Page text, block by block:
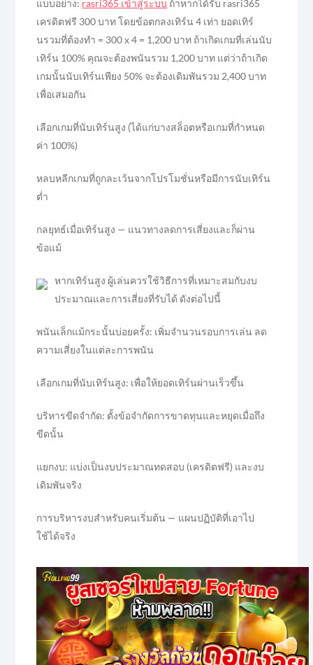
แบบอย่าง: rasri365 เข้าสู่ระบบ ถ้าหากได้รับ rasri365
เครดิตฟรี 300 บาท โดยข้อตกลงเทิร์น 4 เท่า ยอดเทิร์
นรวมที่ต้องทำ = 300 x 4 = 1,200 บาท ถ้าเกิดเกมที่เล่นนับ
เทิร์น 100% คุณจะต้องพนันรวม 1,200 บาท แต่ว่าถ้าเกิด
เกมนั้นนับเทิร์นเพียง 50% จะต้องเดิมพันรวม 2,400 บาท
เพื่อเสมอกัน
เลือกเกมที่นับเทิร์นสูง (ได้แก่บางสล็อตหรือเกมที่กำหนด
ค่า 100%)
หลบหลีกเกมที่ถูกละเว้นจากโปรโมชั่นหรือมีการนับเทิร์น
ต่ำ
กลยุทธ์เมื่อเทิร์นสูง — แนวทางลดการเสี่ยงและก็ผ่าน
ข้อแม้
หากเทิร์นสูง ผู้เล่นควรใช้วิธีการที่เหมาะสมกับงบ
ประมาณและการเสี่ยงที่รับได้ ดังต่อไปนี้
พนันเล็กแม้กระนั้นบ่อยครั้ง: เพิ่มจำนวนรอบการเล่น ลด
ความเสี่ยงในแต่ละการพนัน
เลือกเกมที่นับเทิร์นสูง: เพื่อให้ยอดเทิร์นผ่านเร็วขึ้น
บริหารขีดจำกัด: ตั้งข้อจำกัดการขาดทุนและหยุดเมื่อถึง
ขีดนั้น
แยกงบ: แบ่งเป็นงบประมาณทดสอบ (เครดิตฟรี) และงบ
เดิมพันจริง
การบริหารงบสำหรับคนเริ่มต้น — แผนปฏิบัติที่เอาไป
ใช้ได้จริง